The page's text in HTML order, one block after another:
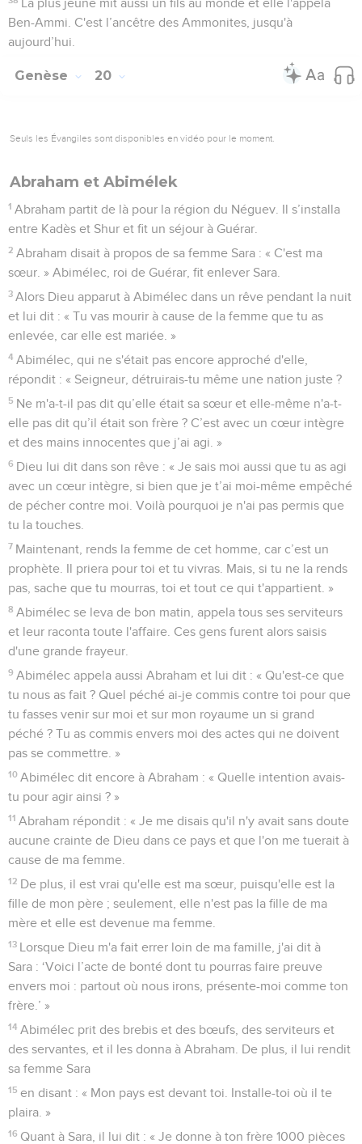
La plus jeune mit aussi un fils au monde et elle l'appela
Ben-Ammi. C'est l’ancêtre des Ammonites, jusqu'à
aujourd’hui.
Genèse 20
Seuls les Évangiles sont disponibles en vidéo pour le moment.
Abraham et Abimélek
1 Abraham partit de là pour la région du Néguev. Il s’installa
entre Kadès et Shur et fit un séjour à Guérar.
2 Abraham disait à propos de sa femme Sara : « C'est ma
sœur. » Abimélec, roi de Guérar, fit enlever Sara.
3 Alors Dieu apparut à Abimélec dans un rêve pendant la nuit
et lui dit : « Tu vas mourir à cause de la femme que tu as
enlevée, car elle est mariée. »
4 Abimélec, qui ne s'était pas encore approché d'elle,
répondit : « Seigneur, détruirais-tu même une nation juste ?
5 Ne m'a-t-il pas dit qu’elle était sa sœur et elle-même n'a-t-
elle pas dit qu’il était son frère ? C’est avec un cœur intègre
et des mains innocentes que j’ai agi. »
6 Dieu lui dit dans son rêve : « Je sais moi aussi que tu as agi
avec un cœur intègre, si bien que je t’ai moi-même empêché
de pécher contre moi. Voilà pourquoi je n'ai pas permis que
tu la touches.
7 Maintenant, rends la femme de cet homme, car c’est un
prophète. Il priera pour toi et tu vivras. Mais, si tu ne la rends
pas, sache que tu mourras, toi et tout ce qui t'appartient. »
8 Abimélec se leva de bon matin, appela tous ses serviteurs
et leur raconta toute l'affaire. Ces gens furent alors saisis
d'une grande frayeur.
9 Abimélec appela aussi Abraham et lui dit : « Qu'est-ce que
tu nous as fait ? Quel péché ai-je commis contre toi pour que
tu fasses venir sur moi et sur mon royaume un si grand
péché ? Tu as commis envers moi des actes qui ne doivent
pas se commettre. »
10 Abimélec dit encore à Abraham : « Quelle intention avais-
tu pour agir ainsi ? »
11 Abraham répondit : « Je me disais qu'il n'y avait sans doute
aucune crainte de Dieu dans ce pays et que l'on me tuerait à
cause de ma femme.
12 De plus, il est vrai qu'elle est ma sœur, puisqu'elle est la
fille de mon père ; seulement, elle n'est pas la fille de ma
mère et elle est devenue ma femme.
13 Lorsque Dieu m'a fait errer loin de ma famille, j'ai dit à
Sara : ‘Voici l’acte de bonté dont tu pourras faire preuve
envers moi : partout où nous irons, présente-moi comme ton
frère.’ »
14 Abimélec prit des brebis et des bœufs, des serviteurs et
des servantes, et il les donna à Abraham. De plus, il lui rendit
sa femme Sara
15 en disant : « Mon pays est devant toi. Installe-toi où il te
plaira. »
16 Quant à Sara, il lui dit : « Je donne à ton frère 1000 pièces